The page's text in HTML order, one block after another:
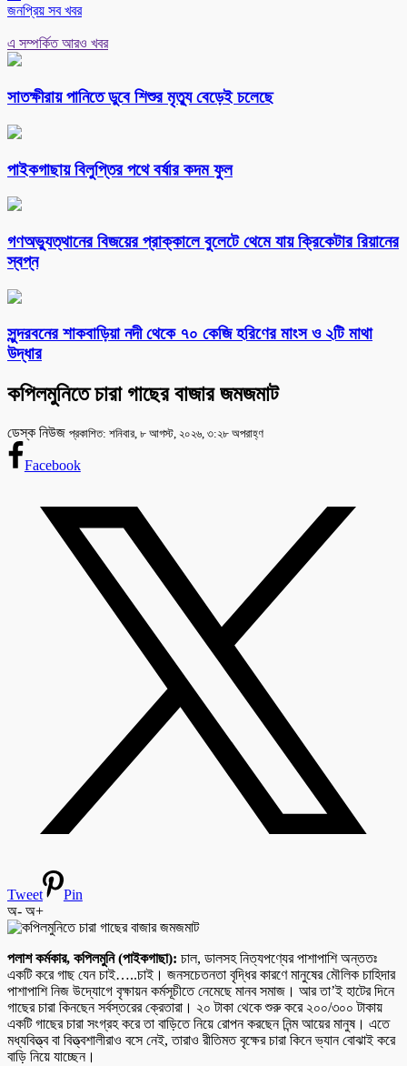
জনপ্রিয় সব খবর
এ সম্পর্কিত আরও খবর
সাতক্ষীরায় পানিতে ডুবে শিশুর মৃত্যু বেড়েই চলেছে
পাইকগাছায় বিলুপ্তির পথে বর্ষার কদম ফুল
গণঅভ্যুত্থানের বিজয়ের প্রাক্কালে বুলেটে থেমে যায় ক্রিকেটার রিয়ানের
স্বপ্ন
সুন্দরবনের শাকবাড়িয়া নদী থেকে ৭০ কেজি হরিণের মাংস ও ২টি মাথা
উদ্ধার
কপিলমুনিতে চারা গাছের বাজার জমজমাট
ডেস্ক নিউজ প্রকাশিত: শনিবার, ৮ আগস্ট, ২০২৬, ৩:২৮ অপরাহ্ণ
Facebook
Tweet
Pin
অ- অ+
পলাশ কর্মকার, কপিলমুনি (পাইকগাছা): চাল, ডালসহ নিত্যপণ্যের পাশাপাশি অন্ততঃ
একটি করে গাছ যেন চাই…..চাই। জনসচেতনতা বৃদ্ধির কারণে মানুষের মৌলিক চাহিদার
পাশাপাশি নিজ উদ্যোগে বৃক্ষায়ন কর্মসূচীতে নেমেছে মানব সমাজ। আর তা’ই হাটের দিনে
গাছের চারা কিনছেন সর্বস্তরের ক্রেতারা। ২০ টাকা থেকে শুরু করে ২০০/৩০০ টাকায়
একটি গাছের চারা সংগ্রহ করে তা বাড়িতে নিয়ে রোপন করছেন নিন্ম আয়ের মানুষ। এতে
মধ্যবিত্ত্ব বা বিত্ত্বশালীরাও বসে নেই, তারাও রীতিমত বৃক্ষের চারা কিনে ভ্যান বোঝাই করে
বাড়ি নিয়ে যাচ্ছেন।